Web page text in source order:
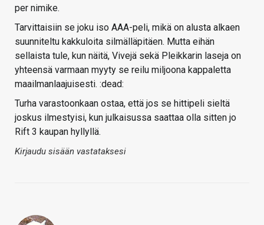
per nimike.
Tarvittaisiin se joku iso AAA-peli, mikä on alusta alkaen
suunniteltu kakkuloita silmälläpitäen. Mutta eihän
sellaista tule, kun näitä, Vivejä sekä Pleikkarin laseja on
yhteensä varmaan myyty se reilu miljoona kappaletta
maailmanlaajuisesti. :dead:
Turha varastoonkaan ostaa, että jos se hittipeli sieltä
joskus ilmestyisi, kun julkaisussa saattaa olla sitten jo
Rift 3 kaupan hyllyllä.
Kirjaudu sisään vastataksesi